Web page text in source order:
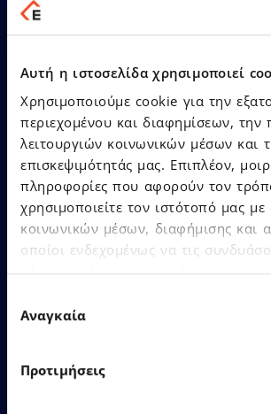
Αυτή η ιστοσελίδα χρησιμοποιεί
Χρησιμοποιούμε cookie για την
περιεχομένου και διαφημίσεων, την
λειτουργιών κοινωνικών μέσων και
επισκεψιμότητάς μας. Επιπλέον,
πληροφορίες που αφορούν τον
χρησιμοποιείτε τον ιστότοπό μας με
κοινωνικών μέσων, διαφήμισης και
οποίοι ενδεχομένως να τις
σας χρήση των υπηρεσιών τους.
συγκατάθεσης
Αναγκαία
Προτιμήσεις
Learn More